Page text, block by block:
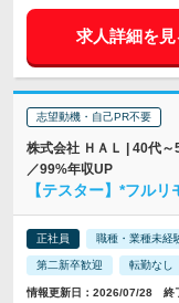
求人詳細を見
志望動機・自己PR不要
株式会社 ＨＡＬ | 40代
／99%年収UP
【テスター】*フル
正社員 職種・業種未経
第二新卒歓迎 転勤なし
情報更新日：2026/07/28 終